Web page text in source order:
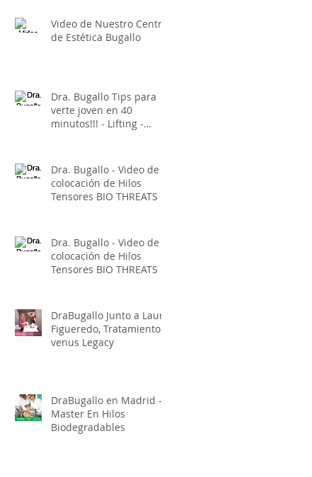
Video de Nuestro Centro
de Estética Bugallo
Dra. Bugallo Tips para
verte joven en 40
minutos!!! - Lifting -
Dra. Bugallo - Video de
colocación de Hilos
Tensores BIO THREATS -
Dra. Bugallo - Video de
colocación de Hilos
Tensores BIO THREATS -
DraBugallo Junto a Laura
Figueredo, Tratamiento
venus Legacy
DraBugallo en Madrid -
Master En Hilos
Biodegradables